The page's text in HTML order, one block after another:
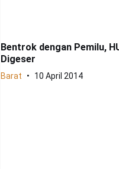
Bentrok dengan Pemilu,
Digeser
Barat 10 April 2014